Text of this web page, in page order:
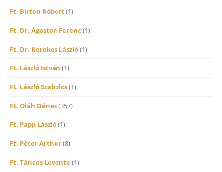
Ft. Birton Róbert(1)
Ft. Dr. Ágoston Ferenc (1)
Ft. Dr. Kerekes László(1)
Ft. László István (1)
Ft. László Szabolcs(1)
Ft. Oláh Dénes(357)
Ft. Papp László(1)
Ft. Péter Arthur(8)
Ft. Táncos Levente(1)